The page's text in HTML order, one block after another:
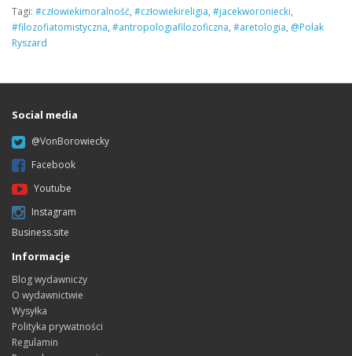
Tagi: #człowiekimoralność, #człowiekireligia, #jacekworoniecki,
#filozofiatomistyczna, #antropologiafilozoficzna, #aretologia, @Polak
Ryszard
Social media
@VonBorowiecky
Facebook
Youtube
Instagram
Business.site
Informacje
Blog wydawniczy
O wydawnictwie
Wysyłka
Polityka prywatności
Regulamin